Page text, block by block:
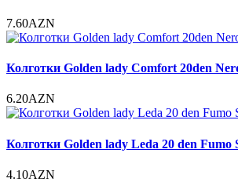
7.60AZN
Колготки Golden lady Comfort 20den
6.20AZN
Колготки Golden lady Leda 20 den Fumo
4.10AZN